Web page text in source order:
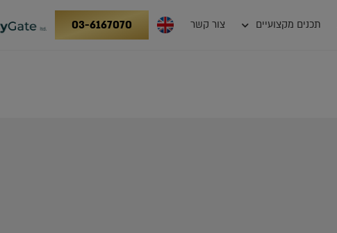
תכנים מקצועיים צור קשר 03-6167070